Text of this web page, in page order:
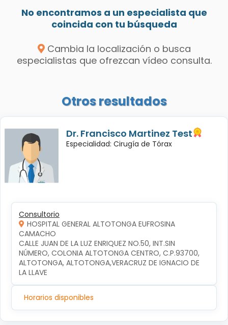
No encontramos a un especialista que
coincida con tu búsqueda
Cambia la localización o busca
especialistas que ofrezcan vídeo consulta.
Otros resultados
Dr. Francisco Martinez Test
Especialidad: Cirugía de Tórax
Consultorio
HOSPITAL GENERAL ALTOTONGA EUFROSINA
CAMACHO
CALLE JUAN DE LA LUZ ENRIQUEZ NO.50, INT.SIN
NÚMERO, COLONIA ALTOTONGA CENTRO, C.P.93700,
ALTOTONGA, ALTOTONGA,VERACRUZ DE IGNACIO DE
LA LLAVE
Horarios disponibles